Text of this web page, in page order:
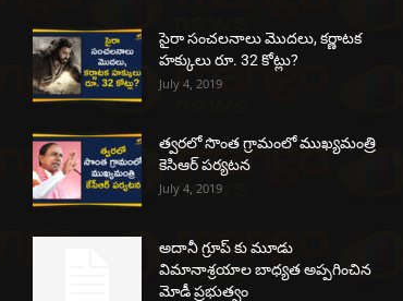
సైరా సంచలనాలు మొదలు, కర్ణాటక
హక్కులు రూ. 32 కోట్లు?
July 4, 2019
త్వరలో సొంత గ్రామంలో ముఖ్యమంత్రి
కెసిఆర్ పర్యటన
July 4, 2019
అదానీ గ్రూప్ కు మూడు
విమానాశ్రయాల బాధ్యత అప్పగించిన
మోడీ ప్రభుత్వం